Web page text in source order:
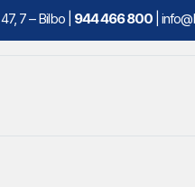
7 – Bilbo | 944 466 800 |